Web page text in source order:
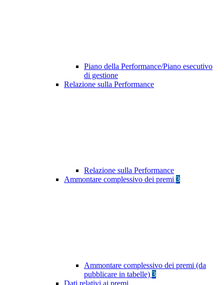
Piano della Performance/Piano esecutivo
di gestione
Relazione sulla Performance
Relazione sulla Performance
Ammontare complessivo dei premi 3
Ammontare complessivo dei premi (da
pubblicare in tabelle) 3